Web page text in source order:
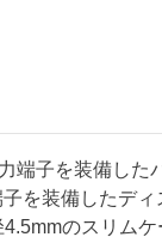
端子を装備した
を装備したデ
のスリムケ